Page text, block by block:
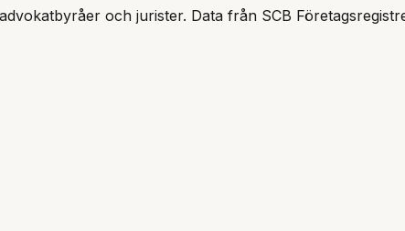
och jurister. Data från SCB